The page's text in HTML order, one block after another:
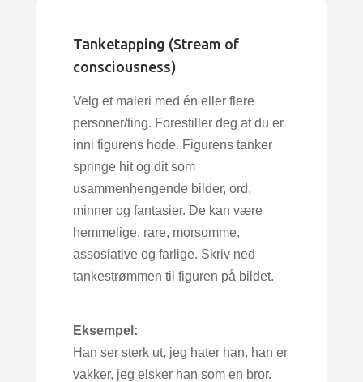
Tanketapping (Stream of
consciousness)
Velg et maleri med én eller flere
personer/ting. Forestiller deg at du er
inni figurens hode. Figurens tanker
springe hit og dit som
usammenhengende bilder, ord,
minner og fantasier. De kan være
hemmelige, rare, morsomme,
assosiative og farlige. Skriv ned
tankestrømmen til figuren på bildet.
Eksempel:
Han ser sterk ut, jeg hater han, han er
vakker, jeg elsker han som en bror.